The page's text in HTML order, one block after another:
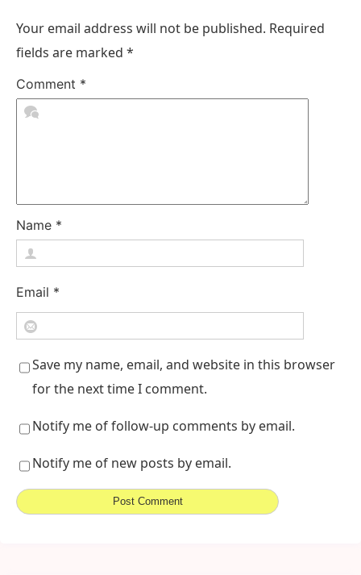
Your email address will not be published. Required
fields are marked *
Comment *
Name *
Email *
Save my name, email, and website in this browser
for the next time I comment.
Notify me of follow-up comments by email.
Notify me of new posts by email.